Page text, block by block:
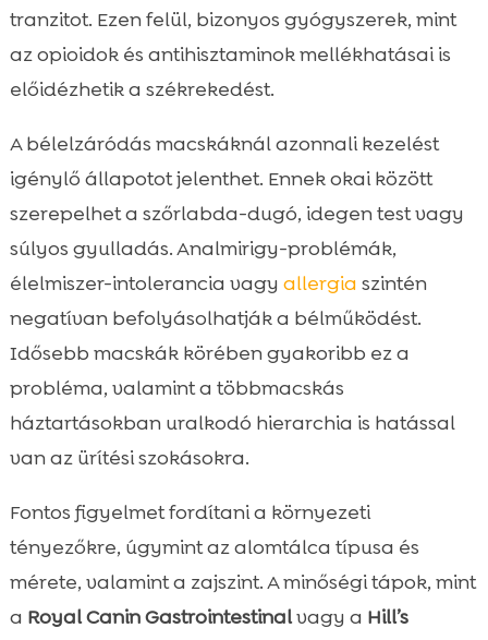
tranzitot. Ezen felül, bizonyos gyógyszerek, mint
az opioidok és antihisztaminok mellékhatásai is
előidézhetik a székrekedést.
A bélelzáródás macskáknál azonnali kezelést
igénylő állapotot jelenthet. Ennek okai között
szerepelhet a szőrlabda-dugó, idegen test vagy
súlyos gyulladás. Analmirigy-problémák,
élelmiszer-intolerancia vagy allergia szintén
negatívan befolyásolhatják a bélműködést.
Idősebb macskák körében gyakoribb ez a
probléma, valamint a többmacskás
háztartásokban uralkodó hierarchia is hatással
van az ürítési szokásokra.
Fontos figyelmet fordítani a környezeti
tényezőkre, úgymint az alomtálca típusa és
mérete, valamint a zajszint. A minőségi tápok, mint
a Royal Canin Gastrointestinalvagy a Hill’s